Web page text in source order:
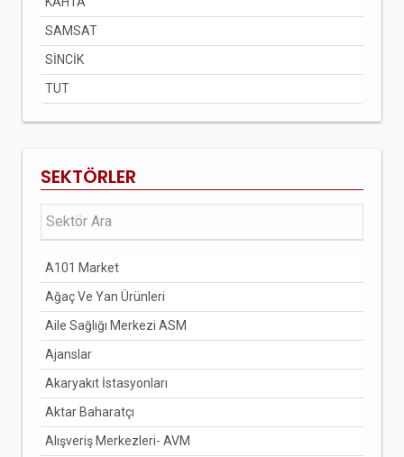
SAMSAT
SİNCİK
TUT
SEKTÖRLER
A101 Market
Ağaç Ve Yan Ürünleri
Aile Sağlığı Merkezi ASM
Ajanslar
Akaryakıt İstasyonları
Aktar Baharatçı
Alışveriş Merkezleri- AVM